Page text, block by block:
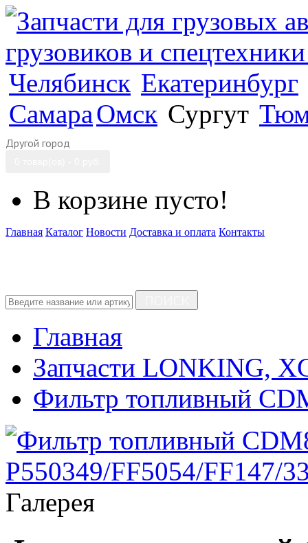
Челябинск Екатеринбург
СамараОмск Сургут
Другой город
В корзине пусто!
Главная Каталог Новости Доставка и оплата Контакты
Главная
Запчасти LONKING,
Фильтр топливный
Галерея